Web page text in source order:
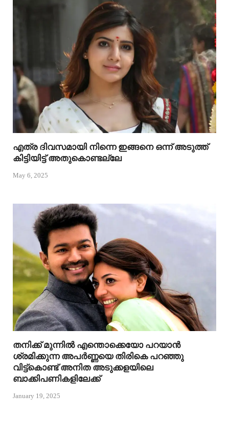
എത്ര ദിവസമായി നിന്നെ ഇങ്ങനെ ഒന്ന് അടുത്ത്
കിട്ടിയിട്ട് അതുകൊണ്ടല്ലേ
May 6, 2025
തനിക്ക് മുന്നിൽ എന്തൊക്കെയോ പറയാൻ
ശ്രമിക്കുന്ന അപർണ്ണയെ തിരികെ പറഞ്ഞു
വിട്ട്കൊണ്ട് അനിത അടുക്കളയിലെ
ബാക്കിപണികളിലേക്ക്
January 19, 2025